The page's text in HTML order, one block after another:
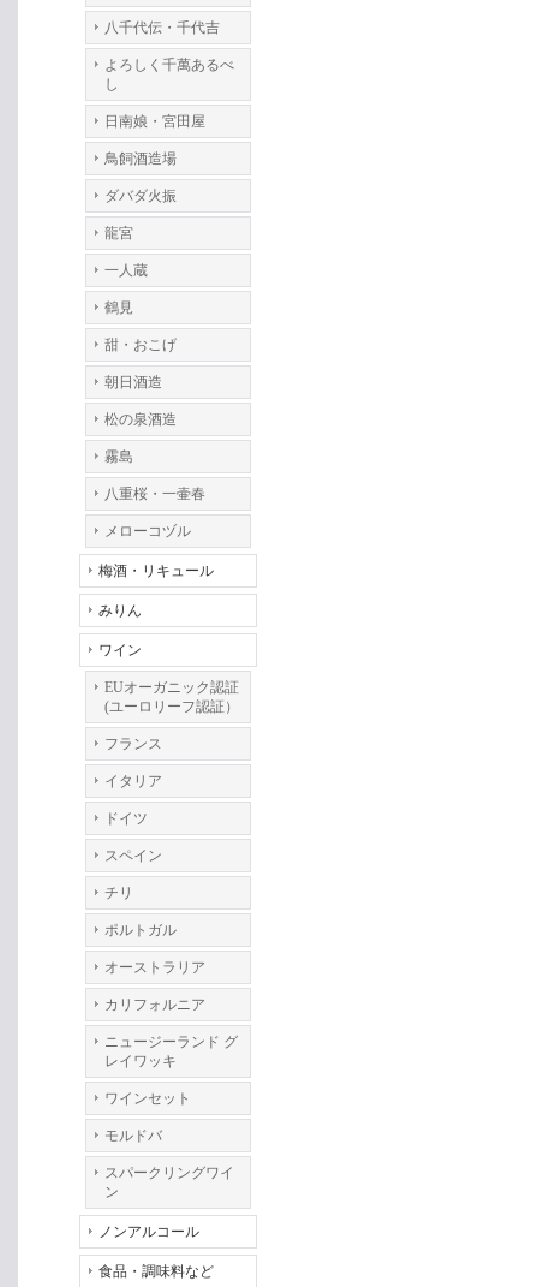
八千代伝・千代吉
よろしく千萬あるべ
し
日南娘・宮田屋
鳥飼酒造場
ダバダ火振
龍宮
一人蔵
鶴見
甜・おこげ
朝日酒造
松の泉酒造
霧島
八重桜・一壷春
メローコヅル
梅酒・リキュール
みりん
ワイン
EUオーガニック認証
(ユーロリーフ認証）
フランス
イタリア
ドイツ
スペイン
チリ
ポルトガル
オーストラリア
カリフォルニア
ニュージーランド グ
レイワッキ
ワインセット
モルドバ
スパークリングワイ
ン
ノンアルコール
食品・調味料など